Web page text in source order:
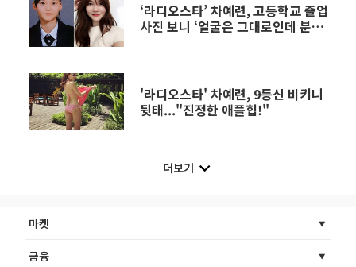
‘라디오스타’ 차예련, 고등학교 졸업
사진 보니 ‘얼굴은 그대로인데 분위
'라디오스타' 차예련, 9등신 비키니
뒷태..."진정한 애플힙!"
더보기
마켓
금융